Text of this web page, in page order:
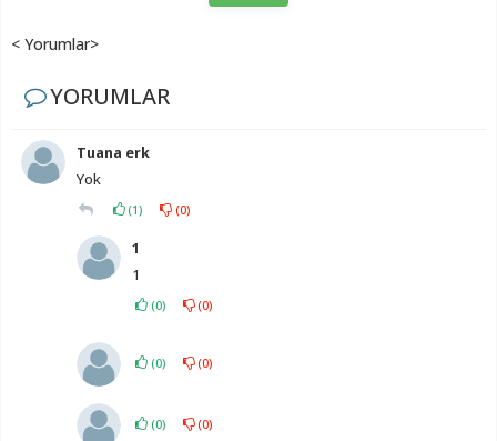
< Yorumlar>
YORUMLAR
Tuana erk
Yok
(1) (0)
1
1
(0) (0)
(0) (0)
(0) (0)